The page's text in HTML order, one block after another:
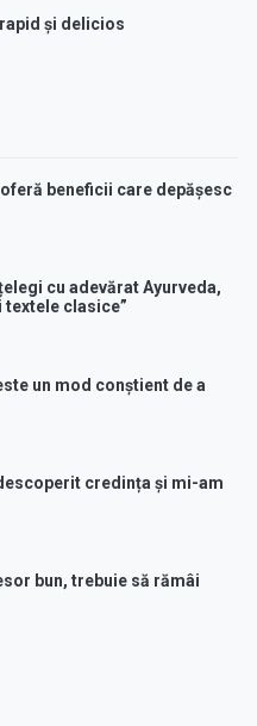
și delicios
beneficii care depășesc
cu adevărat Ayurveda,
clasice”
un mod conștient de a
credința și mi-am
bun, trebuie să rămâi